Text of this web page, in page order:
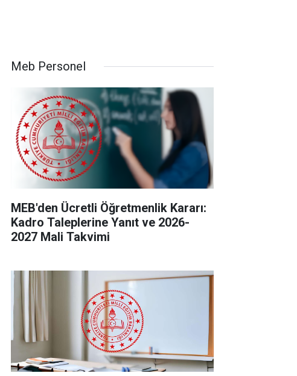
Meb Personel
MEB'den Ücretli Öğretmenlik Kararı:
Kadro Taleplerine Yanıt ve 2026-
2027 Mali Takvimi